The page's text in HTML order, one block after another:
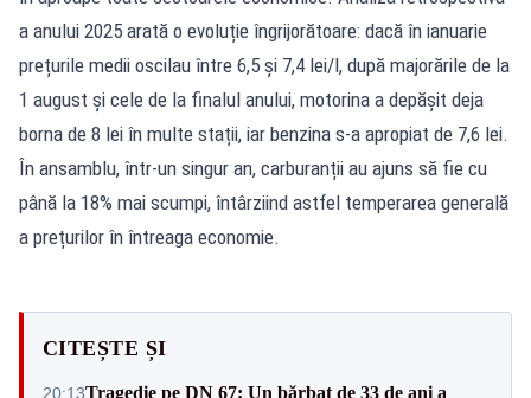
a anului 2025 arată o evoluție îngrijorătoare: dacă în ianuarie
prețurile medii oscilau între 6,5 și 7,4 lei/l, după majorările de la
1 august și cele de la finalul anului, motorina a depășit deja
borna de 8 lei în multe stații, iar benzina s-a apropiat de 7,6 lei.
În ansamblu, într-un singur an, carburanții au ajuns să fie cu
până la 18% mai scumpi, întârziind astfel temperarea generală
a prețurilor în întreaga economie.
CITEȘTE ȘI
20:13Tragedie pe DN 67: Un bărbat de 33 de ani a